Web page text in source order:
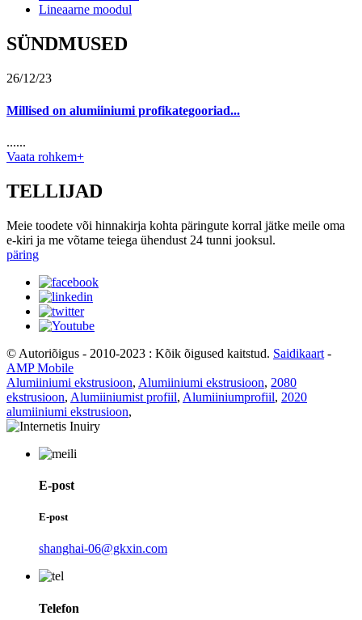
Lineaarne moodul
SÜNDMUSED
26/12/23
Millised on alumiiniumi profikategooriad...
......
Vaata rohkem+
TELLIJAD
Meie toodete või hinnakirja kohta päringute korral jätke meile oma
e-kiri ja me võtame teiega ühendust 24 tunni jooksul.
päring
© Autoriõigus - 2010-2023 : Kõik õigused kaitstud. Saidikaart -
AMP Mobile
Alumiiniumi ekstrusioon, Alumiiniumi ekstrusioon, 2080
ekstrusioon, Alumiiniumist profiil, Alumiiniumprofiil, 2020
alumiiniumi ekstrusioon,
E-post
E-post
shanghai-06@gkxin.com
Telefon